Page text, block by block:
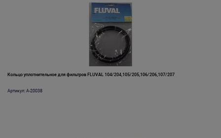
Кольцо уплотнительное для фильтров FLUVAL 104/204,105/205,106/206,107/207
Артикул: A-20038